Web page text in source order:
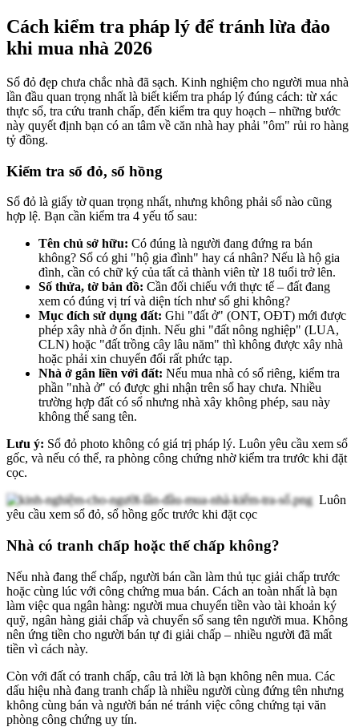
Cách kiểm tra pháp lý để tránh lừa đảo
khi mua nhà 2026
Sổ đỏ đẹp chưa chắc nhà đã sạch. Kinh nghiệm cho người mua nhà
lần đầu quan trọng nhất là biết kiểm tra pháp lý đúng cách: từ xác
thực sổ, tra cứu tranh chấp, đến kiểm tra quy hoạch – những bước
này quyết định bạn có an tâm về căn nhà hay phải "ôm" rủi ro hàng
tỷ đồng.
Kiểm tra sổ đỏ, sổ hồng
Sổ đỏ là giấy tờ quan trọng nhất, nhưng không phải sổ nào cũng
hợp lệ. Bạn cần kiểm tra 4 yếu tố sau:
Tên chủ sở hữu: Có đúng là người đang đứng ra bán
không? Sổ có ghi "hộ gia đình" hay cá nhân? Nếu là hộ gia
đình, cần có chữ ký của tất cả thành viên từ 18 tuổi trở lên.
Số thửa, tờ bản đồ: Cần đối chiếu với thực tế – đất đang
xem có đúng vị trí và diện tích như sổ ghi không?
Mục đích sử dụng đất: Ghi "đất ở" (ONT, OĐT) mới được
phép xây nhà ở ổn định. Nếu ghi "đất nông nghiệp" (LUA,
CLN) hoặc "đất trồng cây lâu năm" thì không được xây nhà
hoặc phải xin chuyển đổi rất phức tạp.
Nhà ở gắn liền với đất: Nếu mua nhà có sổ riêng, kiểm tra
phần "nhà ở" có được ghi nhận trên sổ hay chưa. Nhiều
trường hợp đất có sổ nhưng nhà xây không phép, sau này
không thể sang tên.
Lưu ý: Sổ đỏ photo không có giá trị pháp lý. Luôn yêu cầu xem sổ
gốc, và nếu có thể, ra phòng công chứng nhờ kiểm tra trước khi đặt
cọc.
Luôn
yêu cầu xem sổ đỏ, sổ hồng gốc trước khi đặt cọc
Nhà có tranh chấp hoặc thế chấp không?
Nếu nhà đang thế chấp, người bán cần làm thủ tục giải chấp trước
hoặc cùng lúc với công chứng mua bán. Cách an toàn nhất là bạn
làm việc qua ngân hàng: người mua chuyển tiền vào tài khoản ký
quỹ, ngân hàng giải chấp và chuyển sổ sang tên người mua. Không
nên ứng tiền cho người bán tự đi giải chấp – nhiều người đã mất
tiền vì cách này.
Còn với đất có tranh chấp, câu trả lời là bạn không nên mua. Các
dấu hiệu nhà đang tranh chấp là nhiều người cùng đứng tên nhưng
không cùng bán và người bán né tránh việc công chứng tại văn
phòng công chứng uy tín.